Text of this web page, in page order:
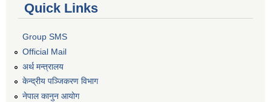
Quick Links
Group SMS
Official Mail
अर्थ मन्त्रालय
केन्द्रीय पञ्जिकरण विभाग
नेपाल कानुन आयोग